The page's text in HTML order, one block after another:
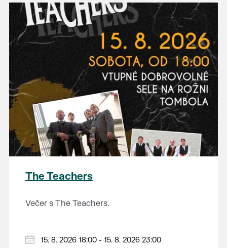
The Teachers
Večer s The Teachers.
15. 8. 2026 18:00 - 15. 8. 2026 23:00